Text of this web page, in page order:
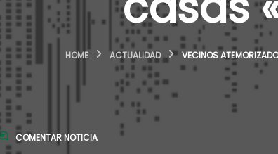
HOME ACTUALIDAD VECINOS
COMENTAR NOTICIA